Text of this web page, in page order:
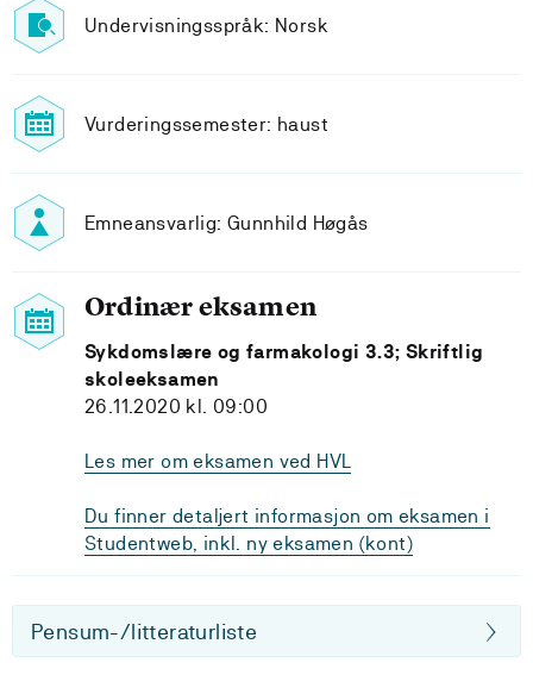
Undervisningsspråk: Norsk
Vurderingssemester: haust
Emneansvarlig: Gunnhild Høgås
Ordinær eksamen
Sykdomslære og farmakologi 3.3; Skriftlig
skoleeksamen
26.11.2020 kl. 09:00
Les mer om eksamen ved HVL
Du finner detaljert informasjon om eksamen i
Studentweb, inkl. ny eksamen (kont)
Pensum-/litteraturliste